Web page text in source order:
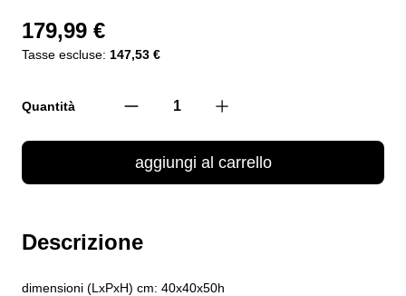
179,99 €
Tasse escluse: 147,53 €
Quantità
aggiungi al carrello
Descrizione
dimensioni (LxPxH) cm: 40x40x50h